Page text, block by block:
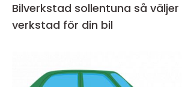
Bilverkstad sollentuna så väljer du rätt
verkstad för din bil